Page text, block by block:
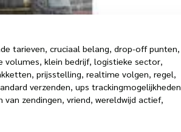
tarieven, cruciaal belang, drop-off punten,
volumes, klein bedrijf, logistieke sector,
, prijsstelling, realtime volgen, regel,
verzenden, ups trackingmogelijkheden
van zendingen, vriend, wereldwijd actief,